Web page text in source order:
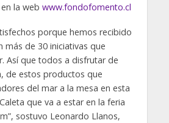
la web www.fondofomento.cl
porque hemos recibido
más de 30 iniciativas que
Así que todos a disfrutar de
de estos productos que
del mar a la mesa en esta
que va a estar en la feria
sostuvo Leonardo Llanos,